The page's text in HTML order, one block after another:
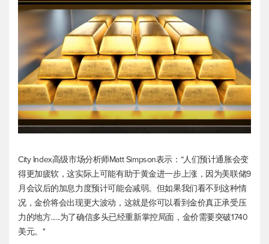
City Index高级市场分析师Matt Simpson表示：“人们预计通胀会变
得更加疲软，这实际上可能有助于黄金进一步上涨，因为美联储9
月会议后的加息力度预计可能会减弱。但如果我们看不到这种情
况，金价将会出现更大波动，这就是你可以看到金价真正承受压
力的地方......为了确信多头已经重新掌控局面，金价需要突破1740
美元。"